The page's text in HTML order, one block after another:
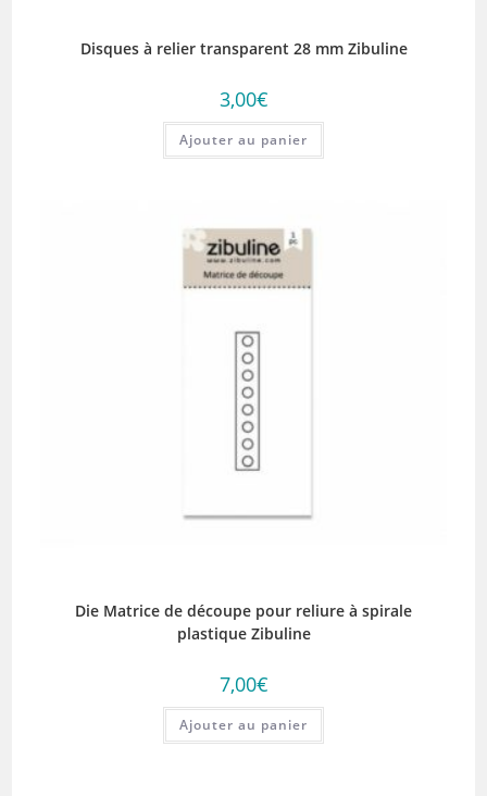
Disques à relier transparent 28 mm Zibuline
3,00€
Ajouter au panier
Die Matrice de découpe pour reliure à spirale
plastique Zibuline
7,00€
Ajouter au panier